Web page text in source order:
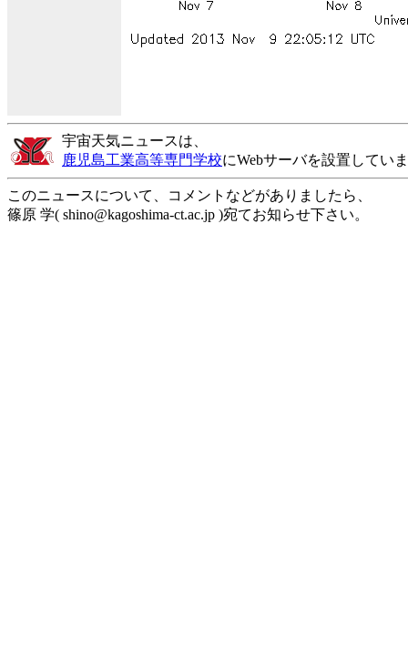
宇宙天気ニュースは、
鹿児島工業高等専門学校にWebサーバを設置してい
このニュースについて、コメントなどがありましたら、
篠原 学( shino@kagoshima-ct.ac.jp )宛てお知らせ下さい。